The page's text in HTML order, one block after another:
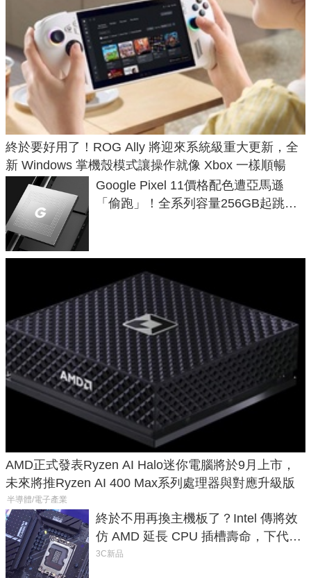
終於要好用了！ROG Ally 將迎來系統級重大更新，全
新 Windows 掌機殼模式讓操作就像 Xbox 一樣順暢
Google Pixel 11價格配色遭亞馬遜
「偷跑」！全系列容量256GB起跳、
AMD正式發表Ryzen AI Halo迷你電腦將於9月上市，
未來將推Ryzen AI 400 Max系列處理器與對應升級版
半導體/電子產業
終於不用再換主機板了？Intel 傳將效
仿 AMD 延長 CPU 插槽壽命，下代
LGA 1954 至少能戰三代
3C新品